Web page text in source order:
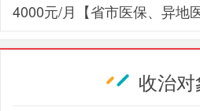
4000元/月【省市医保、异地
收治对